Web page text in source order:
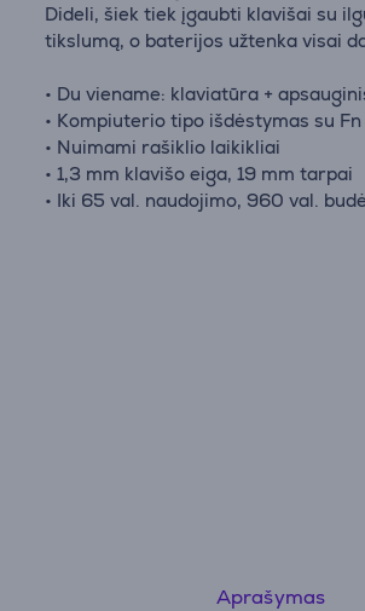
Dideli, šiek tiek įgaubti klavišai su
tikslumą, o baterijos užtenka visai
• Du viename: klaviatūra +
• Kompiuterio tipo išdėstymas su
• Nuimami rašiklio laikikliai
• 1,3 mm klavišo eiga, 19 mm tarpai
• Iki 65 val. naudojimo, 960 val.
Aprašymas